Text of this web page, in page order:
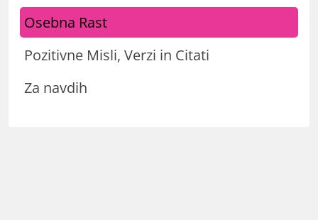
Osebna Rast
Pozitivne Misli, Verzi in Citati
Za navdih